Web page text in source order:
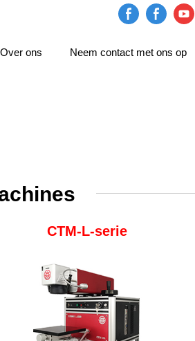
Over ons Neem contact met ons op
CTM-L-serie